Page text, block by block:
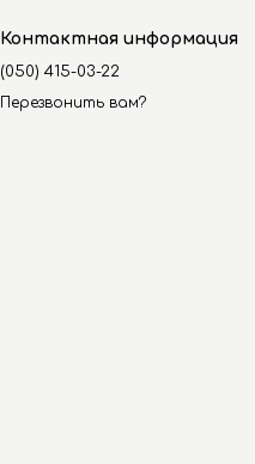
Контактная информация
(050) 415-03-22
Перезвонить вам?